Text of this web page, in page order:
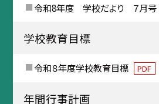
令和8年度 学校だより ７月号
学校教育目標
令和８年度学校教育目標 PDF
年間行事計画